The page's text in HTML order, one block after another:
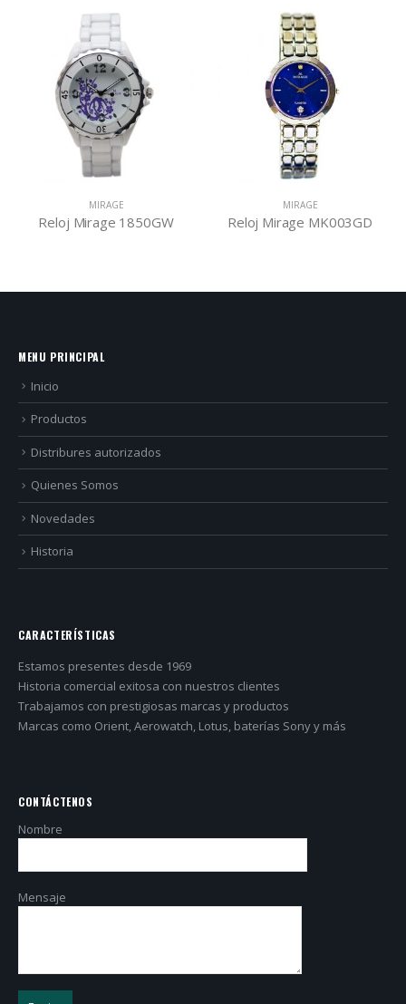
MIRAGE
Reloj Mirage 1850GW
MIRAGE
Reloj Mirage MK003GD
MENU PRINCIPAL
Inicio
Productos
Distribures autorizados
Quienes Somos
Novedades
Historia
CARACTERÍSTICAS
Estamos presentes desde 1969
Historia comercial exitosa con nuestros clientes
Trabajamos con prestigiosas marcas y productos
Marcas como Orient, Aerowatch, Lotus, baterías Sony y más
CONTÁCTENOS
Nombre
Mensaje